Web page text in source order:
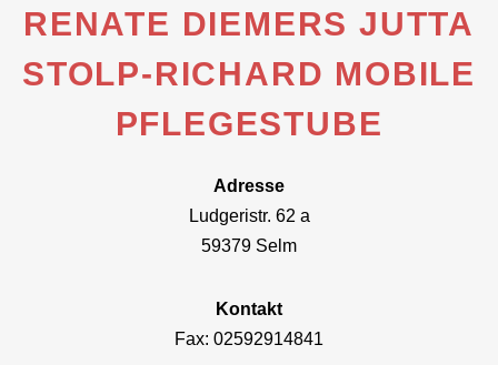
RENATE DIEMERS JUTTA
STOLP-RICHARD MOBILE
PFLEGESTUBE
Adresse
Ludgeristr. 62 a
59379 Selm
Kontakt
Fax: 02592914841